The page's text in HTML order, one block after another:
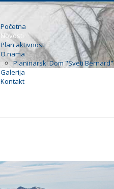
Početna
Novosti
Plan aktivnosti
O nama
Planinarski Dom "Sveti Bernard"
Galerija
Kontakt